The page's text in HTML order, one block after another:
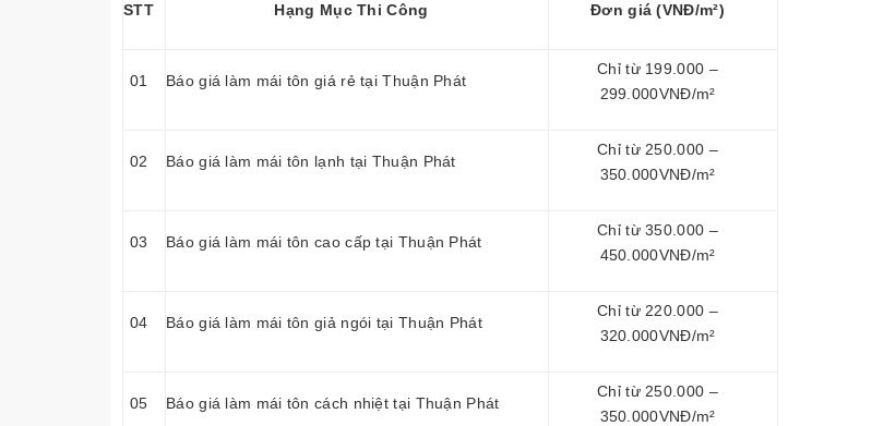
STT Hạng Mục Thi Công Đơn giá (VNĐ/m²)
01 Báo giá làm mái tôn giá rẻ tại Thuận Phát
Chỉ từ 199.000 –
299.000VNĐ/m²
02 Báo giá làm mái tôn lạnh tại Thuận Phát
Chỉ từ 250.000 –
350.000VNĐ/m²
03 Báo giá làm mái tôn cao cấp tại Thuận Phát
Chỉ từ 350.000 –
450.000VNĐ/m²
04 Báo giá làm mái tôn giả ngói tại Thuận Phát
Chỉ từ 220.000 –
320.000VNĐ/m²
05 Báo giá làm mái tôn cách nhiệt tại Thuận Phát
Chỉ từ 250.000 –
350.000VNĐ/m²